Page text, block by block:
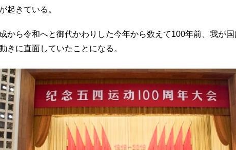
起きている。
ら令和へと御代かわりした今年から数えて100年前、我が国
きに直面していたことになる。